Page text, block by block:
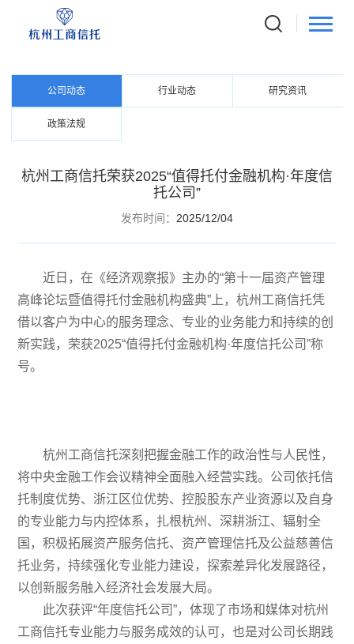
资讯中心
公司动态 行业动态 研究资讯
政策法规
杭州工商信托荣获2025“值得托付金融机构·年度信
托公司”
发布时间： 2025/12/04
近日，在《经济观察报》主办的“第十一届资产管理
高峰论坛暨值得托付金融机构盛典”上，杭州工商信托凭
借以客户为中心的服务理念、专业的业务能力和持续的创
新实践，荣获2025“值得托付金融机构·年度信托公司”称
号。
杭州工商信托深刻把握金融工作的政治性与人民性，
将中央金融工作会议精神全面融入经营实践。公司依托信
托制度优势、浙江区位优势、控股股东产业资源以及自身
的专业能力与内控体系，扎根杭州、深耕浙江、辐射全
国，积极拓展资产服务信托、资产管理信托及公益慈善信
托业务，持续强化专业能力建设，探索差异化发展路径，
以创新服务融入经济社会发展大局。
此次获评“年度信托公司”，体现了市场和媒体对杭州
工商信托专业能力与服务成效的认可，也是对公司长期践